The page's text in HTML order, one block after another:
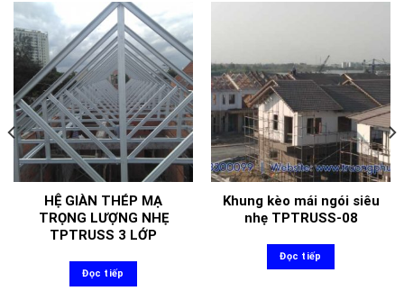
HỆ GIÀN THÉP MẠ
TRỌNG LƯỢNG NHẸ
TPTRUSS 3 LỚP
Đọc tiếp
Khung kèo mái ngói siêu
nhẹ TPTRUSS-08
Đọc tiếp